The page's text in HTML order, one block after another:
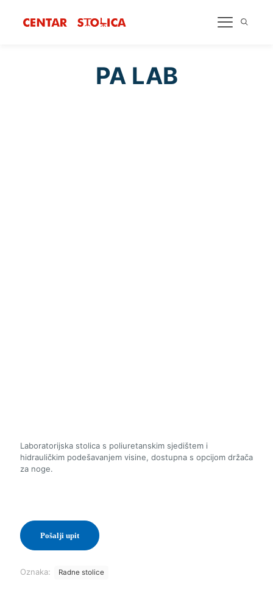
PA LAB
Laboratorijska stolica s poliuretanskim sjedištem i
hidrauličkim podešavanjem visine, dostupna s opcijom držača
za noge.
Pošalji upit
Oznaka: Radne stolice